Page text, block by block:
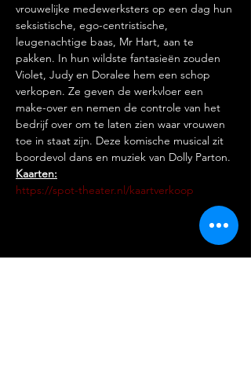
vrouwelijke medewerksters op een dag hun
seksistische, ego-centristische,
leugenachtige baas, Mr Hart, aan te
pakken. In hun wildste fantasieën zouden
Violet, Judy en Doralee hem een schop
verkopen. Ze geven de werkvloer een
make-over en nemen de controle van het
bedrijf over om te laten zien waar vrouwen
toe in staat zijn. Deze komische musical zit
boordevol dans en muziek van Dolly Parton.
Kaarten:
https://spot-theater.nl/kaartverkoop